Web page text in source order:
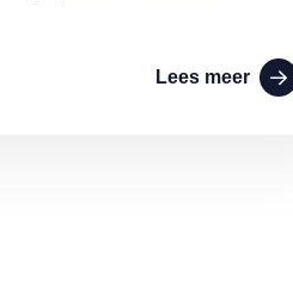
Lees meer